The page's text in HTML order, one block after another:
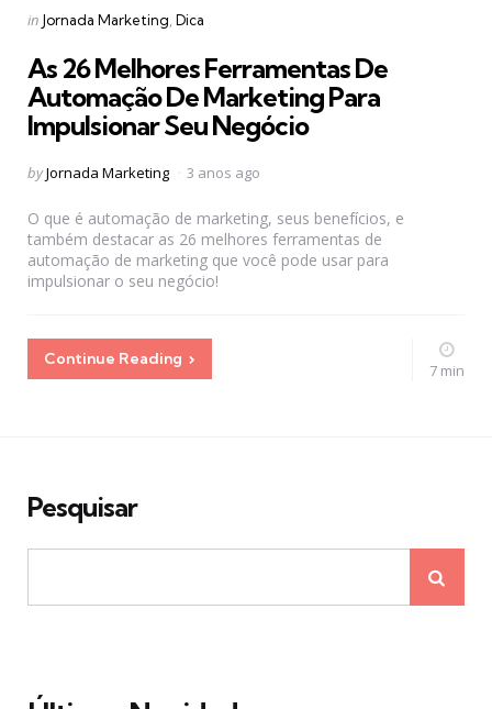
Categories
Posted
in Jornada Marketing Dica
As 26 Melhores Ferramentas De
Automação De Marketing Para
Impulsionar Seu Negócio
Posted
byJornada Marketing 3 anos ago
O que é automação de marketing, seus benefícios, e
também destacar as 26 melhores ferramentas de
automação de marketing que você pode usar para
impulsionar o seu negócio!
Continue Reading
7 min
Pesquisar